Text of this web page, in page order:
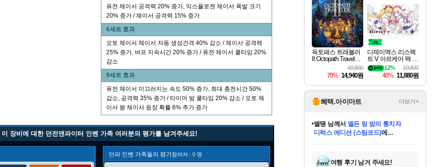
퓨전 체이서 공격력 20% 증가, 익스플로젼 체이서 폭발 크기
20% 증가 / 체이서 공격력 15% 증가
6세트 효과
오토 체이서 체이서 자동 생성간격 40% 감소 / 체이서 공격력
25% 증가, 버프 지속시간 20% 증가 / 퓨전 체이서 쿨타임 20%
감소
9세트 효과
퓨전 체이서 미끄러지는 속도 50% 증가, 최대 충전시간 50%
감소, 공격력 35% 증가 / 타이머 밤 쿨타임 20% 감소 / 오토 체
이서 왕 체이서 등장 확률 6% 추가 증가
이 장비에 대한 던전앤파이터 인벤 가족 여러분의 평가를 남겨주세요!
던파 인벤 가족들의 평가참여자 : 0 명
C
옥토패스 트래블러
II Octopath Traveler I
49,800
70% 14,940원
디제이맥스 리스펙
트 V 아르케아 팩 D
JMAX RESPECT V
Arcaea Pack DLC
19,800
12%
40% 11,880원
혜택.아이마트 더보기+
교환.
별땡 님께서 엘든 링 밤의 통치자
디럭스 에디션 (스팀코드)에
당첨되셨습니다.
당첨되셨습니다.
당첨되셨습니다.
당첨되셨습니다.
당첨되셨습니다.
당첨되셨습니다.
에디션 (스팀코드) 를 교환.
당첨되셨습니다.
여행 후기 남겨 주세요!